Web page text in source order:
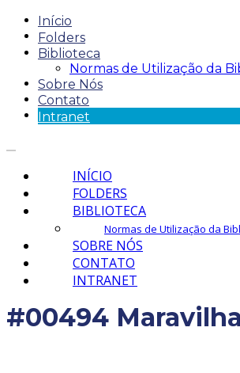
Início
Folders
Biblioteca
Normas de Utilização da
Sobre Nós
Contato
Intranet
INÍCIO
FOLDERS
BIBLIOTECA
Normas de Utilização da
SOBRE NÓS
CONTATO
INTRANET
#00494